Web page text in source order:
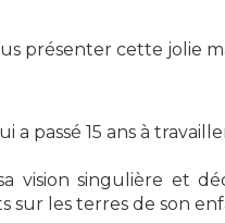
présenter cette jolie
a passé 15 ans à
vision singulière et
sur les terres de son